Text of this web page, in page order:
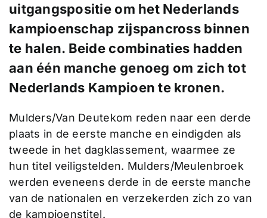
uitgangspositie om het Nederlands
kampioenschap zijspancross binnen
te halen. Beide combinaties hadden
aan één manche genoeg om zich tot
Nederlands Kampioen te kronen.
Mulders/Van Deutekom reden naar een derde
plaats in de eerste manche en eindigden als
tweede in het dagklassement, waarmee ze
hun titel veiligstelden. Mulders/Meulenbroek
werden eveneens derde in de eerste manche
van de nationalen en verzekerden zich zo van
de kampioenstitel.